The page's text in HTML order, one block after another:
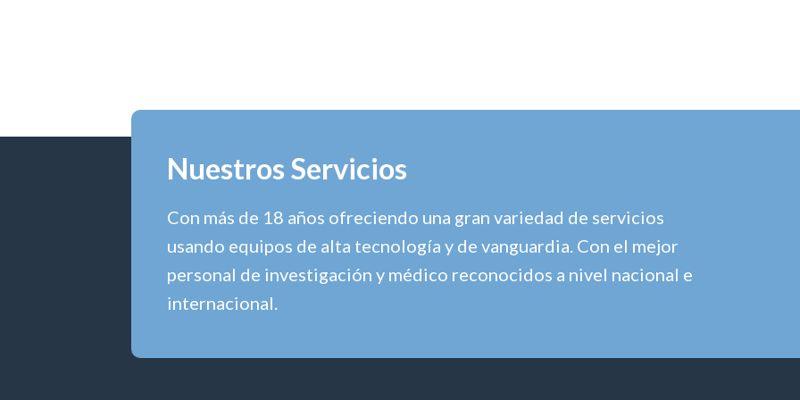
Nuestros Servicios
Con más de 18 años ofreciendo una gran variedad de servicios
usando equipos de alta tecnología y de vanguardia. Con el mejor
personal de investigación y médico reconocidos a nivel nacional e
internacional.